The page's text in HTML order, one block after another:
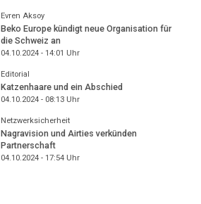
Evren Aksoy
Beko Europe kündigt neue Organisation für
die Schweiz an
04.10.2024 - 14:01 Uhr
Editorial
Katzenhaare und ein Abschied
04.10.2024 - 08:13Uhr
Netzwerksicherheit
Nagravision und Airties verkünden
Partnerschaft
04.10.2024 - 17:54Uhr